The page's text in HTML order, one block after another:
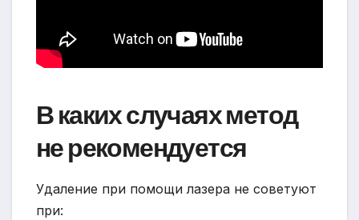
В каких случаях метод
не рекомендуется
Удаление при помощи лазера не советуют
при: